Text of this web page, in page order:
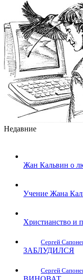
Недавние
Жан Кальвин о
Учение Жана
Христианство и
Сергей
ЗАБЛУДИЛСЯ
Сергей